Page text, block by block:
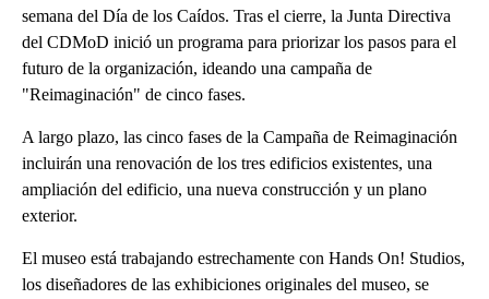
semana del Día de los Caídos. Tras el cierre, la Junta Directiva
del CDMoD inició un programa para priorizar los pasos para el
futuro de la organización, ideando una campaña de
"Reimaginación" de cinco fases.
A largo plazo, las cinco fases de la Campaña de Reimaginación
incluirán una renovación de los tres edificios existentes, una
ampliación del edificio, una nueva construcción y un plano
exterior.
El museo está trabajando estrechamente con Hands On! Studios,
los diseñadores de las exhibiciones originales del museo, se